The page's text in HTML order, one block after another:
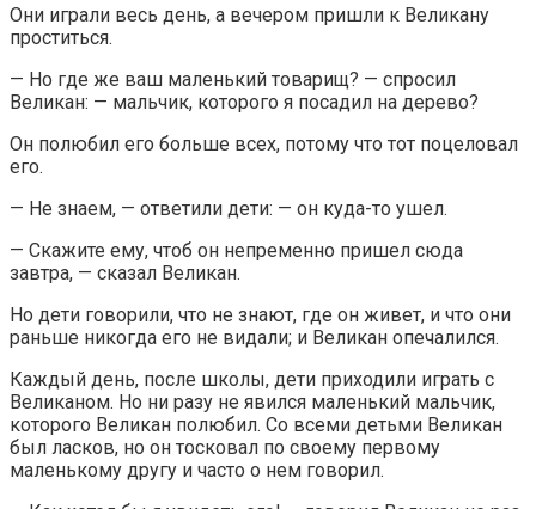
Они играли весь день, а вечером пришли к Великану
проститься.
— Но где же ваш маленький товарищ? — спросил
Великан: — мальчик, которого я посадил на дерево?
Он полюбил его больше всех, потому что тот поцеловал
его.
— Не знаем, — ответили дети: — он куда-то ушел.
— Скажите ему, чтоб он непременно пришел сюда
завтра, — сказал Великан.
Но дети говорили, что не знают, где он живет, и что они
раньше никогда его не видали; и Великан опечалился.
Каждый день, после школы, дети приходили играть с
Великаном. Но ни разу не явился маленький мальчик,
которого Великан полюбил. Со всеми детьми Великан
был ласков, но он тосковал по своему первому
маленькому другу и часто о нем говорил.